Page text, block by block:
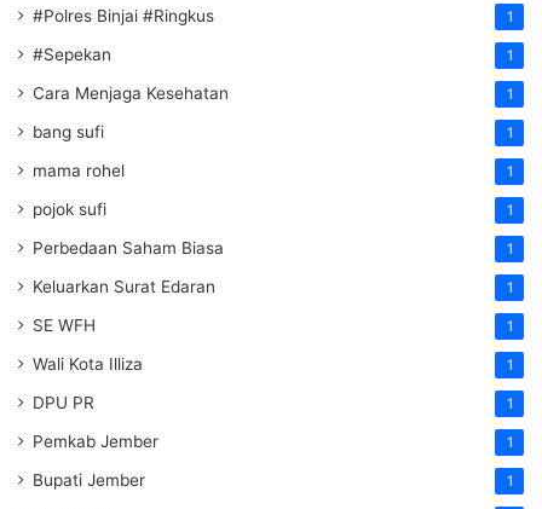
#Polres Binjai #Ringkus 1
#Sepekan 1
Cara Menjaga Kesehatan 1
bang sufi 1
mama rohel 1
pojok sufi 1
Perbedaan Saham Biasa 1
Keluarkan Surat Edaran 1
SE WFH 1
Wali Kota Illiza 1
DPU PR 1
Pemkab Jember 1
Bupati Jember 1